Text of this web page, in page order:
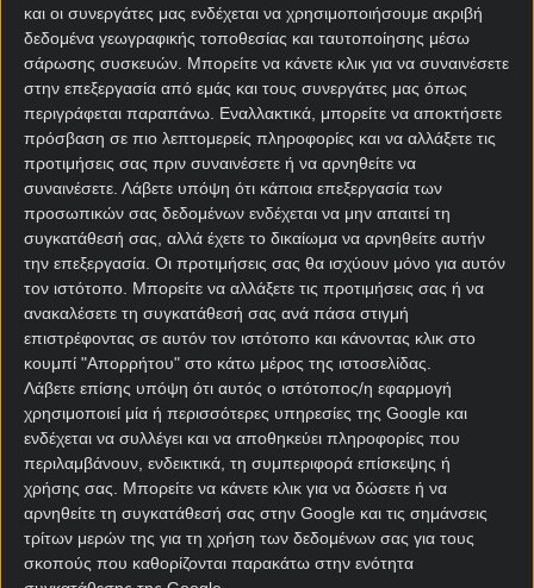
και οι συνεργάτες μας ενδέχεται να χρησιμοποιήσουμε ακριβή
δεδομένα γεωγραφικής τοποθεσίας και ταυτοποίησης μέσω
σάρωσης συσκευών. Μπορείτε να κάνετε κλικ για να συναινέσετε
στην επεξεργασία από εμάς και τους συνεργάτες μας όπως
περιγράφεται παραπάνω. Εναλλακτικά, μπορείτε να αποκτήσετε
πρόσβαση σε πιο λεπτομερείς πληροφορίες και να αλλάξετε τις
προτιμήσεις σας πριν συναινέσετε ή να αρνηθείτε να
συναινέσετε. Λάβετε υπόψη ότι κάποια επεξεργασία των
προσωπικών σας δεδομένων ενδέχεται να μην απαιτεί τη
συγκατάθεσή σας, αλλά έχετε το δικαίωμα να αρνηθείτε αυτήν
την επεξεργασία. Οι προτιμήσεις σας θα ισχύουν μόνο για αυτόν
τον ιστότοπο. Μπορείτε να αλλάξετε τις προτιμήσεις σας ή να
ανακαλέσετε τη συγκατάθεσή σας ανά πάσα στιγμή
επιστρέφοντας σε αυτόν τον ιστότοπο και κάνοντας κλικ στο
κουμπί "Απορρήτου" στο κάτω μέρος της ιστοσελίδας.
Λάβετε επίσης υπόψη ότι αυτός ο ιστότοπος/η εφαρμογή
χρησιμοποιεί μία ή περισσότερες υπηρεσίες της Google και
ενδέχεται να συλλέγει και να αποθηκεύει πληροφορίες που
περιλαμβάνουν, ενδεικτικά, τη συμπεριφορά επίσκεψης ή
χρήσης σας. Μπορείτε να κάνετε κλικ για να δώσετε ή να
αρνηθείτε τη συγκατάθεσή σας στην Google και τις σημάνσεις
τρίτων μερών της για τη χρήση των δεδομένων σας για τους
σκοπούς που καθορίζονται παρακάτω στην ενότητα
Κι όπως, φαίνεται, αυτές θα μείνουν τρεις και την
επόμενη σεζόν.
Στο ίδιο χρονικό διάστημα, η Μπόχουμ μπορεί να
υποβιβάστηκε πέντε φορές από τη μεγάλη
κατηγορία, αλλά πάντα έβρισκε τρόπο να
επιστρέφει πολύ γρήγορα, κάπως έτσι έχει 12 σεζόν
στην Bundesliga.
Φορτούνα Ντίσελντορφ –
Μπόχουμ προγνωστικά
Οι επικές τους μάχες στα πλέι-οφ υποβιβασμού /
παραμονής τον Μάιο του 2024 είχαν γράψει
ιστορία.
Με τον Χρήστο Τζόλη ως αιχμή του δόρατος, η
Φορτούνα Ντίσελντορφ επικράτησε με 0-3 στο
πρώτο παιχνίδι εκτός έδρας, όμως στη ρεβάνς
γράφτηκε μία από τις πιο απίστευτες ανατροπές